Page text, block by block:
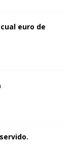
euro de